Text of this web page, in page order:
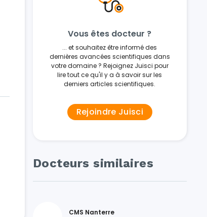
Vous êtes docteur ?
... et souhaitez être informé des
dernières avancées scientifiques dans
votre domaine ? Rejoignez Juisci pour
lire tout ce qu'il y a à savoir sur les
derniers articles scientifiques.
Rejoindre Juisci
Docteurs similaires
CMS Nanterre